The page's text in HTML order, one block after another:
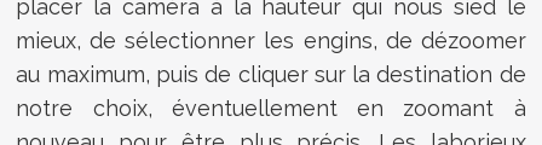
placer la caméra à la hauteur qui nous sied le
mieux, de sélectionner les engins, de dézoomer
au maximum, puis de cliquer sur la destination de
notre choix, éventuellement en zoomant à